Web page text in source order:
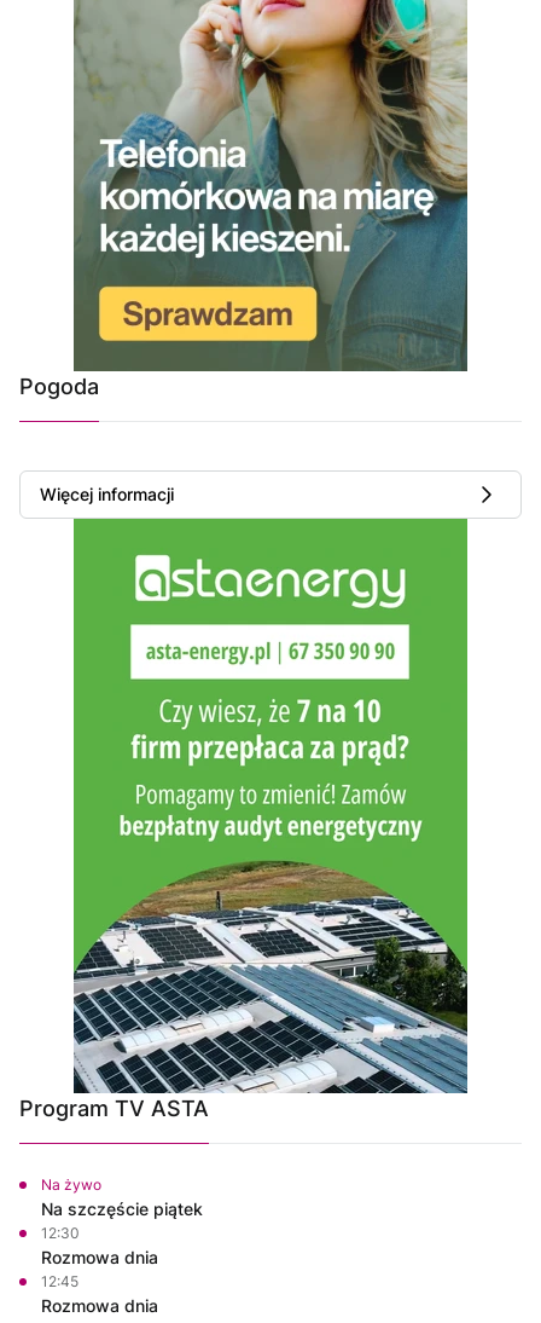
Pogoda
Więcej informacji
Program TV ASTA
Na żywo
Na szczęście piątek
12:30
Rozmowa dnia
12:45
Rozmowa dnia